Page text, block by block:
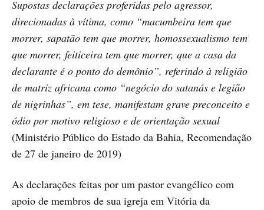
Supostas declarações proferidas pelo agressor,
direcionadas à vítima, como “macumbeira tem que
morrer, sapatão tem que morrer, homossexualismo tem
que morrer, feiticeira tem que morrer, que a casa da
declarante é o ponto do demônio”, referindo à religião
de matriz africana como “negócio do satanás e legião
de nigrinhas”, em tese, manifestam grave preconceito e
ódio por motivo religioso e de orientação sexual
(Ministério Público do Estado da Bahia, Recomendação
de 27 de janeiro de 2019)
As declarações feitas por um pastor evangélico com
apoio de membros de sua igreja em Vitória da